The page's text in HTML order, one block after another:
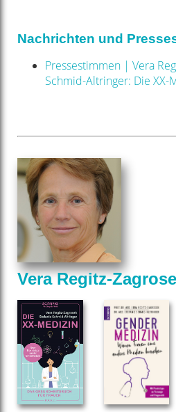
Nachrichten und
Pressestimmen | Vera
Schmid-Altringer: Die XX-
Vera Regitz-